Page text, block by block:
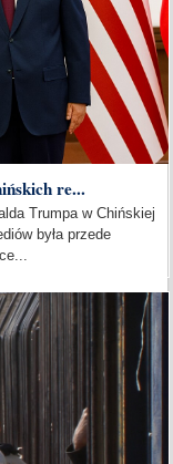
re...
Trumpa w Chińskiej
była przede